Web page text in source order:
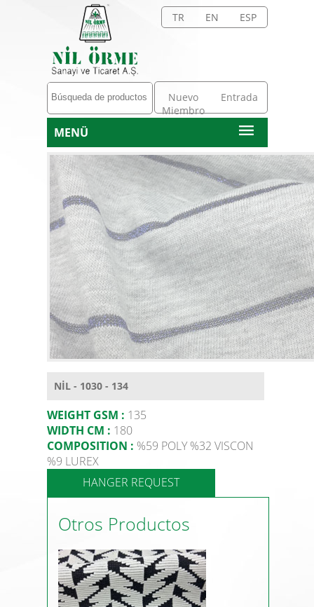
TR EN ESP
Nuevo
Miembro
Entrada
MENÜ
NİL - 1030 - 134
WEIGHT GSM : 135
WIDTH CM : 180
COMPOSITION : %59 POLY %32 VISCON
%9 LUREX
HANGER REQUEST
Otros Productos